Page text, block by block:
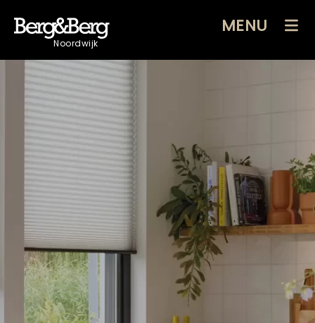
Noordwijk
MENU